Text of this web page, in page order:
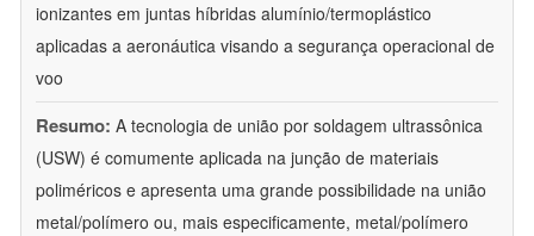
ionizantes em juntas híbridas alumínio/termoplástico
aplicadas a aeronáutica visando a segurança operacional de
voo
Resumo: A tecnologia de união por soldagem ultrassônica
(USW) é comumente aplicada na junção de materiais
poliméricos e apresenta uma grande possibilidade na união
metal/polímero ou, mais especificamente, metal/polímero